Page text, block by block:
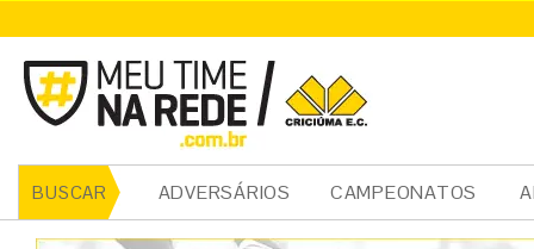
BUSCAR ADVERSÁRIOS CAMPEONATOS